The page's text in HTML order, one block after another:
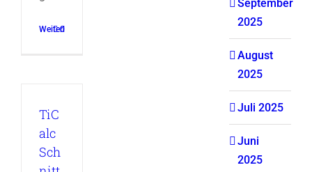
Weiterlesen
0
TiC
alc
Sch
September
2025
August
2025
Juli 2025
Juni
2025